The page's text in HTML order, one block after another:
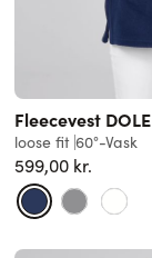
Fleecevest DOLE
loose fit 60°-Vask
599,00 kr.